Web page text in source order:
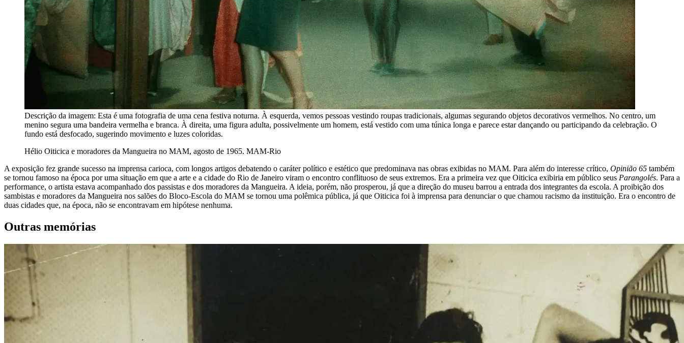
Descrição da imagem: Esta é uma fotografia de uma cena festiva noturna. À esquerda, vemos pessoas vestindo roupas tradicionais, algumas segurando objetos decorativos vermelhos. No centro, um
menino segura uma bandeira vermelha e branca. À direita, uma figura adulta, possivelmente um homem, está vestido com uma túnica longa e parece estar dançando ou participando da celebração. O
fundo está desfocado, sugerindo movimento e luzes coloridas.
Hélio Oiticica e moradores da Mangueira no MAM, agosto de 1965. MAM-Rio
A exposição fez grande sucesso na imprensa carioca, com longos artigos debatendo o caráter político e estético que predominava nas obras exibidas no MAM. Para além do interesse crítico, Opinião 65 também
se tornou famoso na época por uma situação em que a arte e a cidade do Rio de Janeiro viram o encontro conflituoso de seus extremos. Era a primeira vez que Oiticica exibiria em público seus Parangolés. Para a
performance, o artista estava acompanhado dos passistas e dos moradores da Mangueira. A ideia, porém, não prosperou, já que a direção do museu barrou a entrada dos integrantes da escola. A proibição dos
sambistas e moradores da Mangueira nos salões do Bloco-Escola do MAM se tornou uma polêmica pública, já que Oiticica foi à imprensa para denunciar o que chamou racismo da instituição. Era o encontro de
duas cidades que, na época, não se encontravam em hipótese nenhuma.
Outras memórias